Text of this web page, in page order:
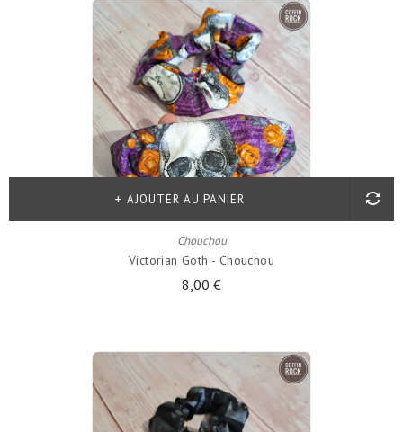
Chouchou
Victorian Goth - Chouchou
8,00 €
AJOUTER AU PANIER